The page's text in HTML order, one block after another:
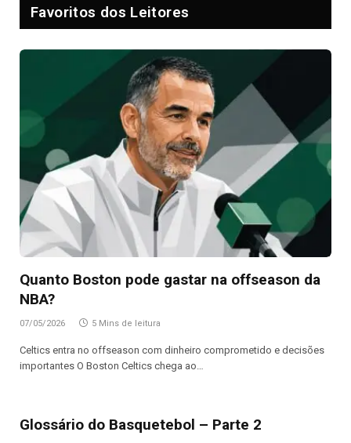
Favoritos dos Leitores
Quanto Boston pode gastar na offseason da
NBA?
07/05/2026 5 Mins de leitura
Celtics entra no offseason com dinheiro comprometido e decisões
importantes O Boston Celtics chega ao…
Glossário do Basquetebol – Parte 2